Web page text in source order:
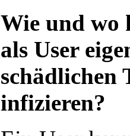
Wie und wo
als User
schädlichen
infizieren?